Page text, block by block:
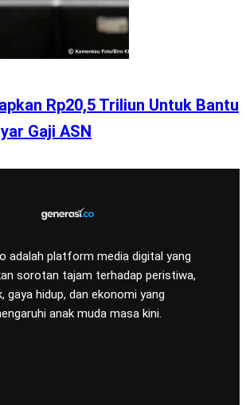
Rp20,5 Triliun Untuk Bantu
Gaji ASN
adalah platform media digital yang
sorotan tajam terhadap peristiwa,
gaya hidup, dan ekonomi yang
anak muda masa kini.